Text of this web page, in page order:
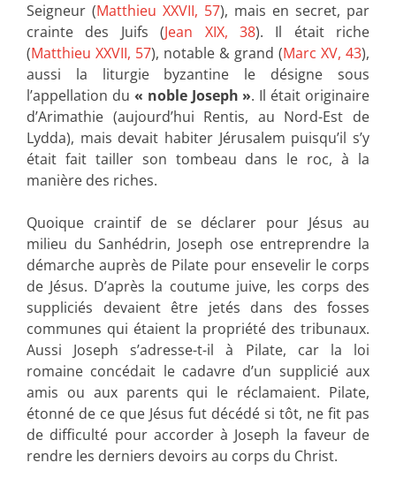
Seigneur (Matthieu XXVII, 57), mais en secret, par
crainte des Juifs (Jean XIX, 38). Il était riche
(Matthieu XXVII, 57), notable & grand (Marc XV, 43),
aussi la liturgie byzantine le désigne sous
l’appellation du « noble Joseph ». Il était originaire
d’Arimathie (aujourd’hui Rentis, au Nord-Est de
Lydda), mais devait habiter Jérusalem puisqu’il s’y
était fait tailler son tombeau dans le roc, à la
manière des riches.
Quoique craintif de se déclarer pour Jésus au
milieu du Sanhédrin, Joseph ose entreprendre la
démarche auprès de Pilate pour ensevelir le corps
de Jésus. D’après la coutume juive, les corps des
suppliciés devaient être jetés dans des fosses
communes qui étaient la propriété des tribunaux.
Aussi Joseph s’adresse-t-il à Pilate, car la loi
romaine concédait le cadavre d’un supplicié aux
amis ou aux parents qui le réclamaient. Pilate,
étonné de ce que Jésus fut décédé si tôt, ne fit pas
de difficulté pour accorder à Joseph la faveur de
rendre les derniers devoirs au corps du Christ.